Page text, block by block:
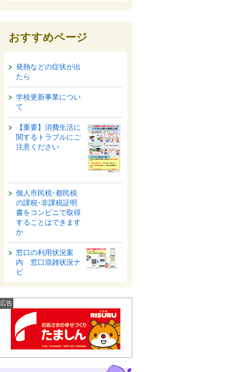
おすすめページ
発熱などの症状が出
たら
学校更新事業につい
て
【重要】消費生活に
関するトラブルにご
注意ください
個人市民税･都民税
の課税･非課税証明
書をコンビニで取得
することはできます
か
窓口の利用状況案
内 窓口混雑状況ナ
ビ
広告